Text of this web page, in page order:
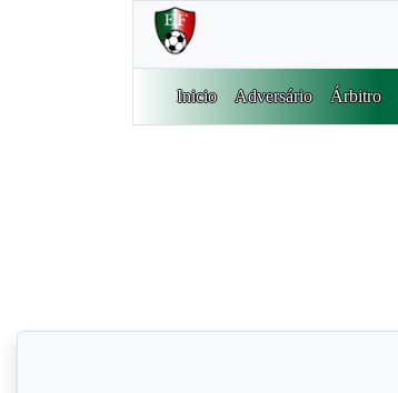
Inicio Adversário Árbitro